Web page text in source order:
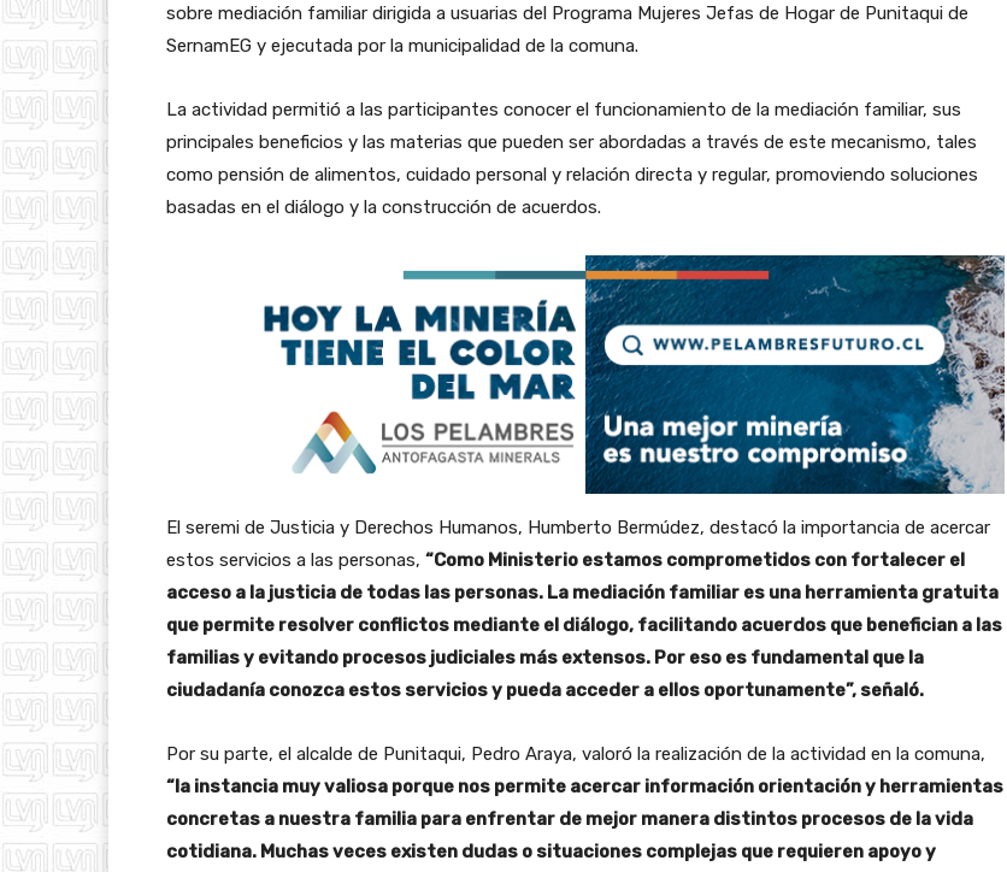
sobre mediación familiar dirigida a usuarias del Programa Mujeres Jefas de Hogar de Punitaqui de
SernamEG y ejecutada por la municipalidad de la comuna.
La actividad permitió a las participantes conocer el funcionamiento de la mediación familiar, sus
principales beneficios y las materias que pueden ser abordadas a través de este mecanismo, tales
como pensión de alimentos, cuidado personal y relación directa y regular, promoviendo soluciones
basadas en el diálogo y la construcción de acuerdos.
El seremi de Justicia y Derechos Humanos, Humberto Bermúdez, destacó la importancia de acercar
estos servicios a las personas, “Como Ministerio estamos comprometidos con fortalecer el
acceso a la justicia de todas las personas. La mediación familiar es una herramienta gratuita
que permite resolver conflictos mediante el diálogo, facilitando acuerdos que benefician a las
familias y evitando procesos judiciales más extensos. Por eso es fundamental que la
ciudadanía conozca estos servicios y pueda acceder a ellos oportunamente”, señaló.
Por su parte, el alcalde de Punitaqui, Pedro Araya, valoró la realización de la actividad en la comuna,
“la instancia muy valiosa porque nos permite acercar información orientación y herramientas
concretas a nuestra familia para enfrentar de mejor manera distintos procesos de la vida
cotidiana. Muchas veces existen dudas o situaciones complejas que requieren apoyo y